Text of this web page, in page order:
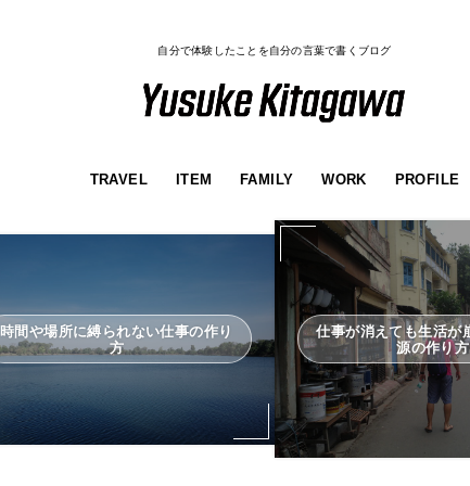
自分で体験したことを自分の言葉で書くブログ
TRAVEL ITEM FAMILY WORK PROFILE
時間や場所に縛られない仕事の作り
方
仕事が消えても生活が
源の作り方